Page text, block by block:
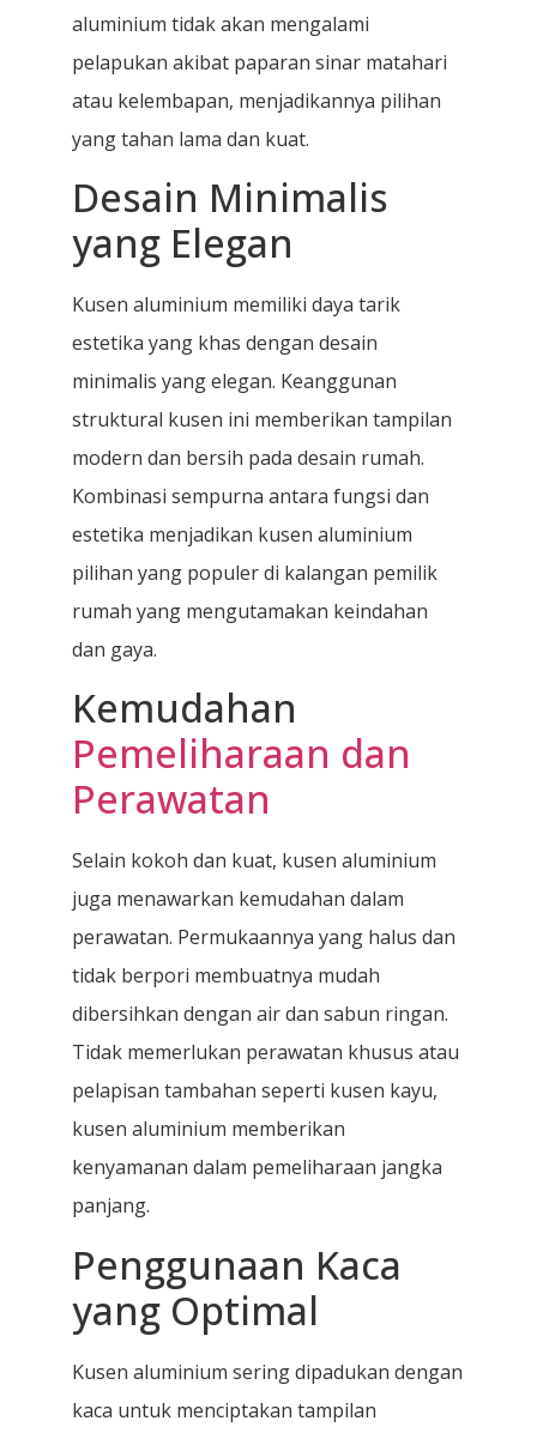
aluminium tidak akan mengalami
pelapukan akibat paparan sinar matahari
atau kelembapan, menjadikannya pilihan
yang tahan lama dan kuat.
Desain Minimalis
yang Elegan
Kusen aluminium memiliki daya tarik
estetika yang khas dengan desain
minimalis yang elegan. Keanggunan
struktural kusen ini memberikan tampilan
modern dan bersih pada desain rumah.
Kombinasi sempurna antara fungsi dan
estetika menjadikan kusen aluminium
pilihan yang populer di kalangan pemilik
rumah yang mengutamakan keindahan
dan gaya.
Kemudahan
Pemeliharaan dan
Perawatan
Selain kokoh dan kuat, kusen aluminium
juga menawarkan kemudahan dalam
perawatan. Permukaannya yang halus dan
tidak berpori membuatnya mudah
dibersihkan dengan air dan sabun ringan.
Tidak memerlukan perawatan khusus atau
pelapisan tambahan seperti kusen kayu,
kusen aluminium memberikan
kenyamanan dalam pemeliharaan jangka
panjang.
Penggunaan Kaca
yang Optimal
Kusen aluminium sering dipadukan dengan
kaca untuk menciptakan tampilan